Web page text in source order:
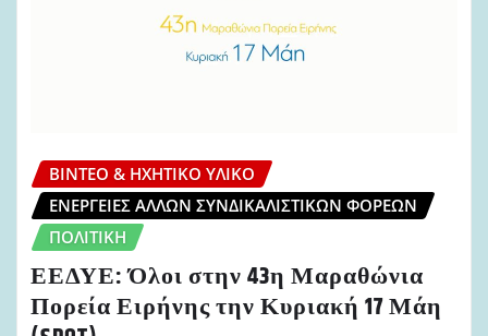
ΒΊΝΤΕΟ & ΗΧΗΤΙΚΌ ΥΛΙΚΌ
ΕΝΈΡΓΕΙΕΣ ΆΛΛΩΝ ΣΥΝΔΙΚΑΛΙΣΤΙΚΏΝ ΦΟΡΈΩΝ
ΠΟΛΙΤΙΚΉ
ΕΕΔΥΕ: Όλοι στην 43η Μαραθώνια
Πορεία Ειρήνης την Κυριακή 17 Μάη